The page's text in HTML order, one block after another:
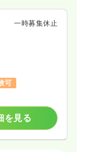
一時募集休止
可
を見る